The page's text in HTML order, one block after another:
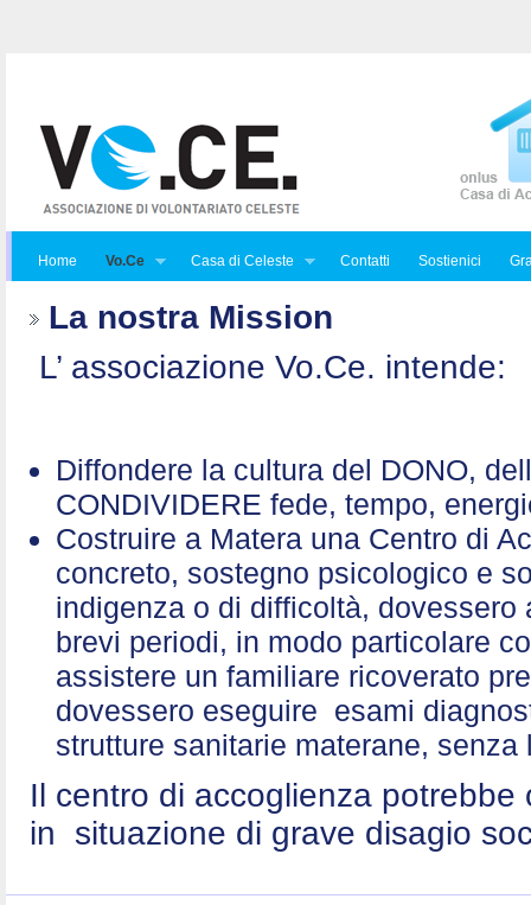
Home Vo.Ce Casa di Celeste Contatti Sostienici
La nostra Mission
L’ associazione Vo.Ce. intende:
Diffondere la cultura del DONO,
CONDIVIDERE fede, tempo,
Costruire a Matera una Centro di
concreto, sostegno psicologico e
indigenza o di difficoltà,
brevi periodi, in modo particolare
assistere un familiare ricoverato
dovessero eseguire esami
strutture sanitarie materane,
Il centro di accoglienza
in situazione di grave disagio